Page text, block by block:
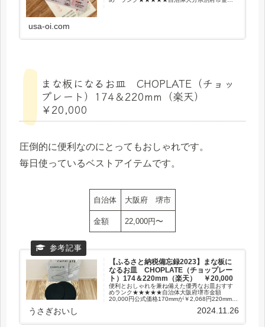
usa-oi.com
まな板になるお皿 CHOPLATE（チョッ
プレート）174＆220mm（楽天）
￥20,000
圧倒的に便利なのにとってもおしゃれです。
毎日使っているベストアイテムです。
自治体 大阪府 堺市
金額 22,000円〜
【ふるさと納税備忘録2023】まな板に
なるお皿 CHOPLATE（チョップレー
ト）174＆220mm（楽天） ￥20,000
便利とおしゃれを兼ね備えた優秀なお皿おすす
めランク★★★★★自治体大阪府堺市金額
20,000円公式価格170mmが￥2,068円220mmが
ビュー今回はサイズ違い（170mm、220m...
うさぎおいし 2024.11.26